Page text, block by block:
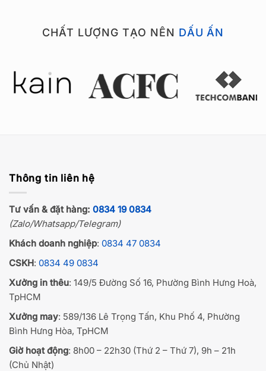
CHẤT LƯỢNG TẠO NÊN DẤU ẤN
Thông tin liên hệ
Tư vấn & đặt hàng: 0834 19 0834
(Zalo/Whatsapp/Telegram)
Khách doanh nghiệp: 0834 47 0834
CSKH: 0834 49 0834
Xưởng in thêu: 149/5 Đường Số 16, Phường Bình Hưng Hoà,
TpHCM
Xưởng may: 589/136 Lê Trọng Tấn, Khu Phố 4, Phường
Bình Hưng Hòa, TpHCM
Giờ hoạt động: 8h00 – 22h30 (Thứ 2 – Thứ 7), 9h – 21h
(Chủ Nhật)